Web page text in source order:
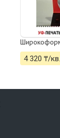
4 320 ₸/